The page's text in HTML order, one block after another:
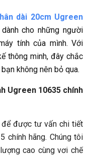
dài 20cm Ugreen
cho những người
tính của mình. Với
thông minh, đây chắc
không nên bỏ qua.
Ugreen 10635 chính
để được tư vấn chi tiết
chính hãng. Chúng tôi
cao cùng vơi chế